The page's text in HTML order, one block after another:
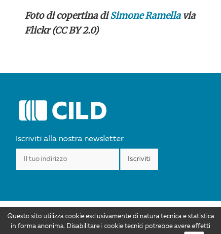
Foto di copertina diSimone Ramellavia
Flickr (CC BY 2.0)
POST
Iscriviti alla nostra newsletter
Attribuzione 4.0 Internazionale. Autorizzazioni ulteriori rispetto allo scopo di
Questo sito utilizza cookie esclusivamente di natura tecnica e statistica
in forma anonima. Disabilitare i cookie tecnici potrebbe avere effetti